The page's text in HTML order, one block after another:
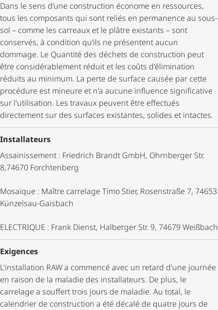
Dans le sens d’une construction économe en ressources,
tous les composants qui sont reliés en permanence au sous-
sol – comme les carreaux et le plâtre existants – sont
conservés, à condition qu’ils ne présentent aucun
dommage. Le Quantité des déchets de construction peut
être consi­dé­ra­ble­ment réduit et les coûts d'élimination
réduits au minimum. La perte de surface causée par cette
procédure est mineure et n'a aucune influence significative
sur l'utilisation. Les travaux peuvent être effectués
directement sur des surfaces existantes, solides et intactes.
Installateurs
Assainissement : Friedrich Brandt GmbH, Ohrnberger Str.
8,74670 Forchtenberg
Mosaïque : Maître carrelage Timo Stier, Rosenstraße 7, 74653
Künzelsau-Gaisbach
ELECTRIQUE : Frank Dienst, Halberger Str. 9, 74679 Weißbach
Exigences
L'installation RAW a commencé avec un retard d'une journée
en raison de la maladie des installateurs. De plus, le
carrelage a souffert trois jours de maladie. Au total, le
calendrier de construction a été décalé de quatre jours de